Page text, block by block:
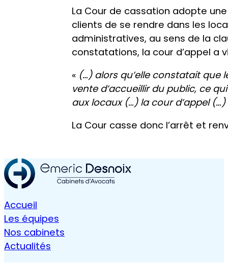
La Cour de cassation adopte
clients de se rendre dans les
administratives, au sens de la
constatations, la cour d’appel a
« (…) alors qu’elle constatait que
vente d’accueillir du public, ce
aux locaux (…) la cour d’appel
La Cour casse donc l’arrêt et
Accueil
Les équipes
Nos cabinets
Actualités